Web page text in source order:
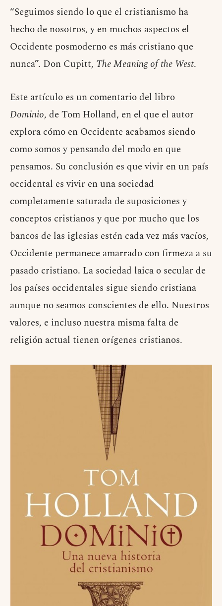
“Seguimos siendo lo que el cristianismo ha
hecho de nosotros, y en muchos aspectos el
Occidente posmoderno es más cristiano que
nunca”. Don Cupitt, The Meaning of the West.
Este artículo es un comentario del libro
Dominio, de Tom Holland, en el que el autor
explora cómo en Occidente acabamos siendo
como somos y pensando del modo en que
pensamos. Su conclusión es que vivir en un país
occidental es vivir en una sociedad
completamente saturada de suposiciones y
conceptos cristianos y que por mucho que los
bancos de las iglesias estén cada vez más vacíos,
Occidente permanece amarrado con firmeza a su
pasado cristiano. La sociedad laica o secular de
los países occidentales sigue siendo cristiana
aunque no seamos conscientes de ello. Nuestros
valores, e incluso nuestra misma falta de
religión actual tienen orígenes cristianos.